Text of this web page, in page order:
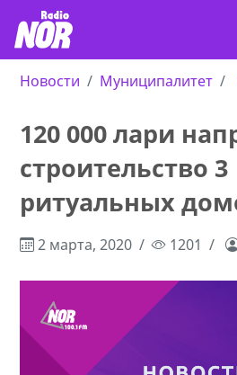
Новости Муниципалитет
120 000 лари
строительство 3
ритуальных
2 марта, 2020 1201